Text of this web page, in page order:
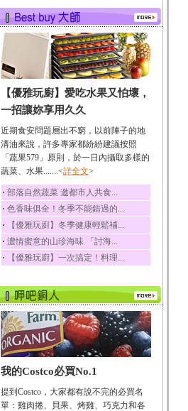
有蛋白質、脂肪、磷...
鮪魚
鮪魚肚肉中的不飽和脂
肪酸內富含EPA和DH...
韭菜
韭菜所含的膳食纖維能
幫助消化與通便；揮...
冬瓜
冬瓜營養價值高，鈉含
量極低是水腫病人的...
豆豉
豆豉裡頭含有營養的蛋
白質、脂肪、鈣、磷...
榛果
榛果裡所含的營養素有
蛋白質、脂肪、醣類...
迷迭香
酸、迷迭香酸、植物...
咖啡
咖啡中的咖啡因會刺激
中樞神經系統，特別...
椰子
椰子含有糖類、脂肪、
荔枝
【優雅玩廚】愛吃水果又怕壞，
一招讓妳享用久久
近期食安問題層出不窮，以前陣子的地
溝油來說，許多專家都紛紛建議按照
「蔬果579」原則，於一日內攝取多樣的
蔬菜、水果.......<詳全文>
‧ 部落自然蔬菜 邀都市人共食...
‧ 色香味俱全！冬季不能錯過的...
‧ 【優雅玩廚】冬季健康輕鬆補...
‧ 濃情蜜意的山珍海味 「討海...
‧ 【優雅玩廚】一次搞定！料理...
我的Costco必買No.1
提到Costco，大家都有說不完的必買名
單：雞肉捲、貝果、烤雞、巧克力和各